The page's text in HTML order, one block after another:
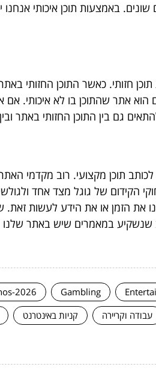
באמצעות תוכן איכותי
חזותי. כאשר התוכן החזותי
אתר שהתוכן בו לא איכותי.
גם בין התוכן החזותי באתר
תוכן מקצועי. רוב מקדמי
הקידום של גוגל מצד אחד
הזמן או את הידע לעשות זאת.
שנשקיע במאמרים שיש באתר
Gambling
2026
עבודה וקריירה קניות באינטרנט